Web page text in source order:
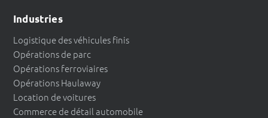
Industries
Logistique des véhicules finis
Opérations de parc
Opérations ferroviaires
Opérations Haulaway
Location de voitures
Commerce de détail automobile